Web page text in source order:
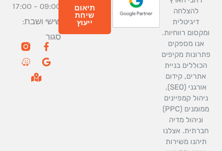
להצלחה
דיגיטלית
רווחיות.
אנו מספקים
מקיפים
בניית
אתרים, קידום
אורגני (SEO),
קמפיינים
ממומנים (PPC)
וניהול מדיה
אצלנו
תיהנו משירות
09:00 – 17:00
שישי ושבת:
סגור
e
M
p
תיאום
שיחת
ייעוץ